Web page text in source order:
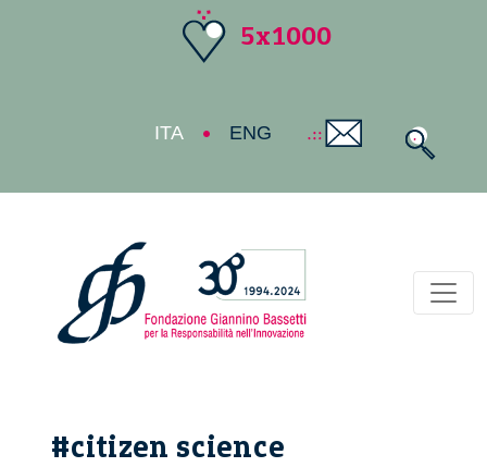
5x1000
ITA ENG
#citizen science